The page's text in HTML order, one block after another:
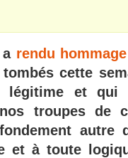
a rendu
cette
légitime et qui
nos troupes de
autre
et à toute